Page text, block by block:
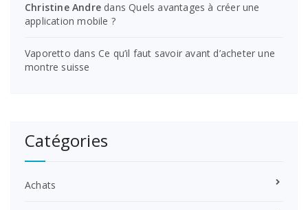
Christine Andre dansQuels avantages à créer une
application mobile ?
Vaporetto dansCe qu’il faut savoir avant d’acheter une
montre suisse
Catégories
Achats